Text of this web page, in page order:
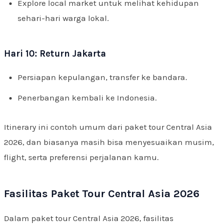
Explore local market untuk melihat kehidupan
sehari-hari warga lokal.
Hari 10: Return Jakarta
Persiapan kepulangan, transfer ke bandara.
Penerbangan kembali ke Indonesia.
Itinerary ini contoh umum dari paket tour Central Asia
2026, dan biasanya masih bisa menyesuaikan musim,
flight, serta preferensi perjalanan kamu.
Fasilitas Paket Tour Central Asia 2026
Dalam paket tour Central Asia 2026, fasilitas